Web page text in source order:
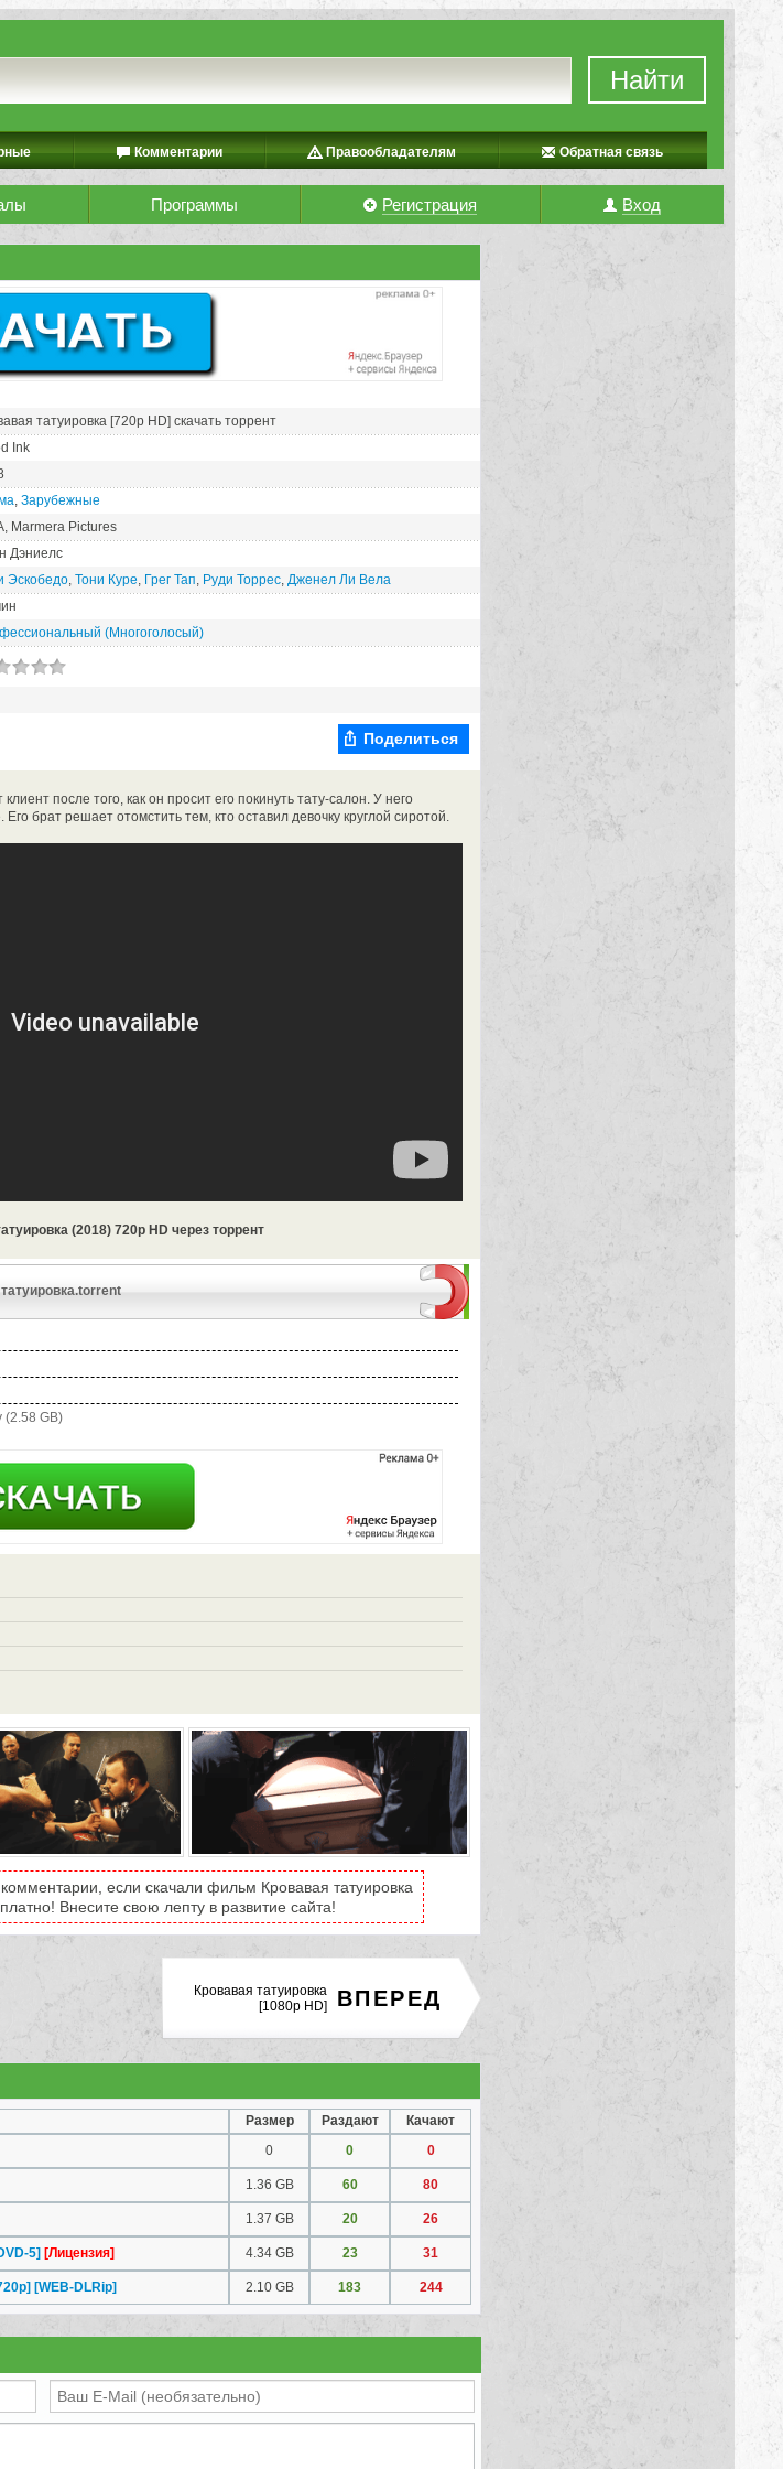
Найти
Комментарии Правообладателям Обратная связь
Программы Регистрация Вход
татуировка [720p HD] скачать торрент
Ink
, Зарубежные
Marmera Pictures
Дэниелс
Эскобедо, Тони Куре, Грег Тап, Руди Торрес, Дженел Ли Вела
(Многоголосый)
Поделиться
после того, как он просит его покинуть тату-салон. У него
брат решает отомстить тем, кто оставил девочку круглой сиротой.
(2018) 720p HD через торрент
(2.58 GB)
если скачали фильм Кровавая татуировка
Внесите свою лепту в развитие сайта!
ВПЕРЕД
Кровавая татуировка
[1080p HD]
Размер Раздают
Качают
0 0 0
1.36 GB 60 80
1.37 GB 20 26
5] [Лицензия] 4.34 GB 23 31
[WEB-DLRip] 2.10 GB 183 244